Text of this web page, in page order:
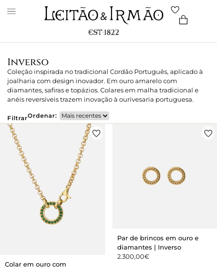
Inverso
Coleção inspirada no tradicional Cordão Português, aplicado à
joalharia com design inovador. Em ouro amarelo com
diamantes, safiras e topázios. Colares em malha tradicional e
anéis reversíveis trazem inovação à ourivesaria portuguesa.
FiltrarOrdenar:
Colar em ouro com
Par de brincos em ouro e
diamantes | Inverso
2.300,00€